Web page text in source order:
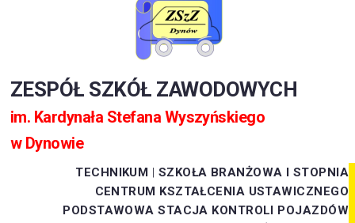
ZESPÓŁ SZKÓŁ ZAWODOWYCH
im. Kardynała Stefana Wyszyńskiego
w Dynowie
TECHNIKUM | SZKOŁA BRANŻOWA I STOPNIA
CENTRUM KSZTAŁCENIA USTAWICZNEGO
PODSTAWOWA STACJA KONTROLI POJAZDÓW